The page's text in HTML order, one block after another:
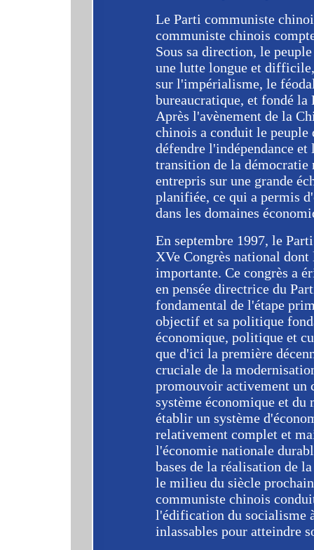
Le Parti communiste
communiste chinois
Sous sa direction, le
une lutte longue et
sur l'impérialisme, le
bureaucratique, et fondé
Après l'avènement de la
chinois a conduit le peuple
défendre l'indépendance
transition de la démocratie
entrepris sur une grande
planifiée, ce qui a permis
dans les domaines
En septembre 1997, le
XVe Congrès national
importante. Ce congrès a
en pensée directrice du
fondamental de l'étape
objectif et sa politique
économique, politique et
que d'ici la première
cruciale de la
promouvoir activement un
système économique et du
établir un système
relativement complet et
l'économie nationale
bases de la réalisation de
le milieu du siècle
communiste chinois
l'édification du socialisme
inlassables pour atteindre